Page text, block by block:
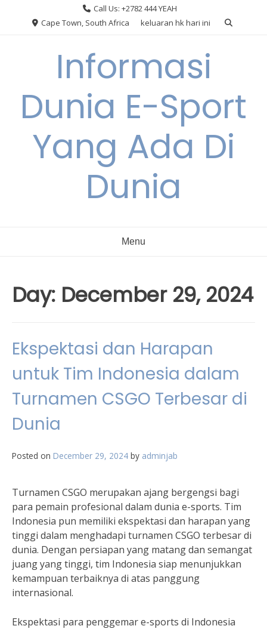
Call Us: +2782 444 YEAH
Cape Town, South Africa
keluaran hk hari ini
Informasi
Dunia E-Sport
Yang Ada Di
Dunia
Menu
Day: December 29, 2024
Ekspektasi dan Harapan
untuk Tim Indonesia dalam
Turnamen CSGO Terbesar di
Dunia
Posted on December 29, 2024 by adminjab
Turnamen CSGO merupakan ajang bergengsi bagi
para pemain profesional dalam dunia e-sports. Tim
Indonesia pun memiliki ekspektasi dan harapan yang
tinggi dalam menghadapi turnamen CSGO terbesar di
dunia. Dengan persiapan yang matang dan semangat
juang yang tinggi, tim Indonesia siap menunjukkan
kemampuan terbaiknya di atas panggung
internasional.
Ekspektasi para penggemar e-sports di Indonesia